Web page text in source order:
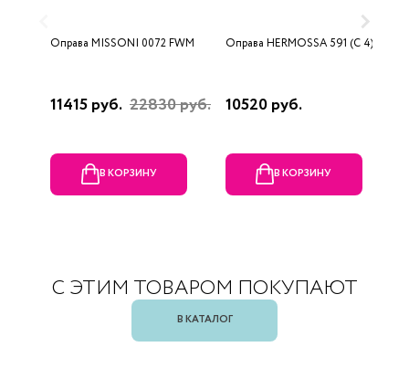
Оправа MISSONI 0072 FWM
11415 руб. 22830 руб.
В КОРЗИНУ
Оправа HERMOSSA 591 (C 4)
10520 руб.
В КОРЗИНУ
С ЭТИМ ТОВАРОМ ПОКУПАЮТ
В КАТАЛОГ